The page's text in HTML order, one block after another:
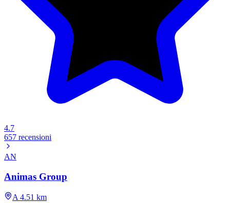
4.7
657 recensioni
AN
Animas Group
A 4.51 km